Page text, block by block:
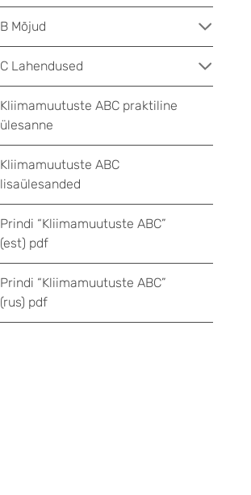
B Mõjud
C Lahendused
Kliimamuutuste ABC praktiline
ülesanne
Kliimamuutuste ABC
lisaülesanded
Prindi “Kliimamuutuste ABC”
(est) pdf
Prindi “Kliimamuutuste ABC”
(rus) pdf